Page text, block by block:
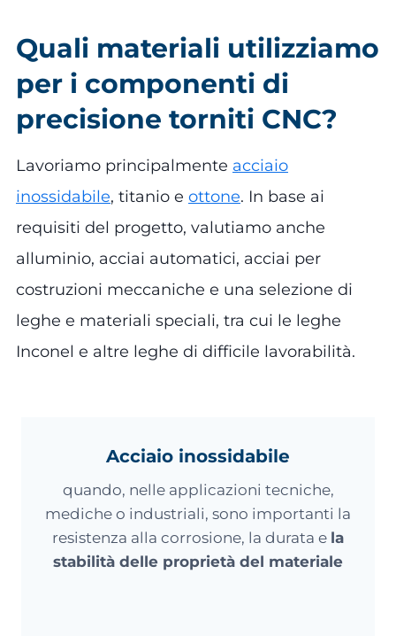
Quali materiali utilizziamo
per i componenti di
precisione torniti CNC?
Lavoriamo principalmente acciaio
inossidabile, titanio e ottone. In base ai
requisiti del progetto, valutiamo anche
alluminio, acciai automatici, acciai per
costruzioni meccaniche e una selezione di
leghe e materiali speciali, tra cui le leghe
Inconel e altre leghe di difficile lavorabilità.
Acciaio inossidabile
quando, nelle applicazioni tecniche,
mediche o industriali, sono importanti la
resistenza alla corrosione, la durata e la
stabilità delle proprietà del materiale